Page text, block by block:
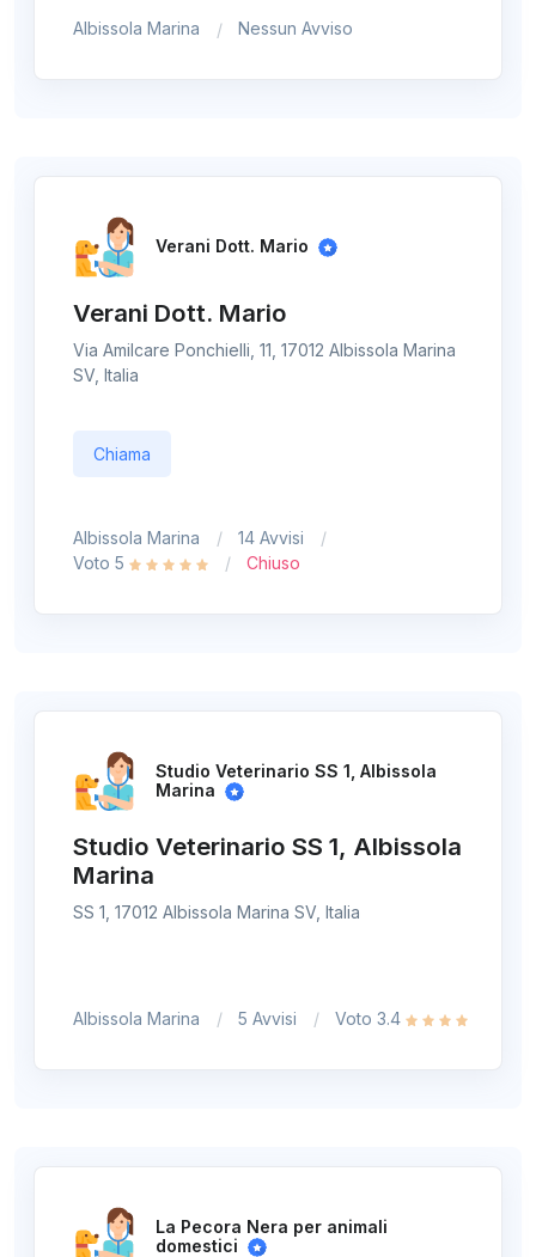
Albissola Marina Nessun Avviso
Verani Dott. Mario
Verani Dott. Mario
Via Amilcare Ponchielli, 11, 17012 Albissola Marina
SV, Italia
Chiama
Albissola Marina
14 Avvisi
Voto 5
Chiuso
Studio Veterinario SS 1, Albissola
Marina
Studio Veterinario SS 1, Albissola
Marina
SS 1, 17012 Albissola Marina SV, Italia
Albissola Marina 5 Avvisi Voto 3.4
La Pecora Nera per animali
domestici